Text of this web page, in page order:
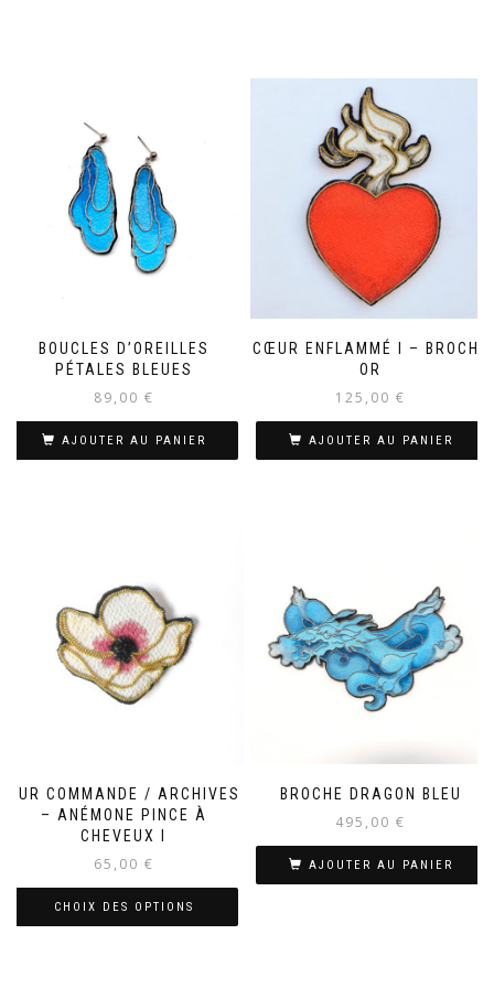
BOUCLES D’OREILLES
PÉTALES BLEUES
89,00 €
AJOUTER AU PANIER
CŒUR ENFLAMMÉ I – BROCHE
OR
125,00 €
AJOUTER AU PANIER
SUR COMMANDE / ARCHIVES
– ANÉMONE PINCE À
CHEVEUX I
65,00 €
CHOIX DES OPTIONS
BROCHE DRAGON BLEU
495,00 €
AJOUTER AU PANIER